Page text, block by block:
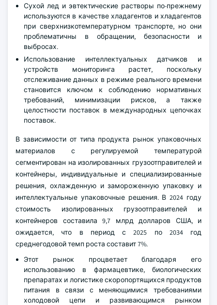
Сухой лед и эвтектические растворы по-прежнему
используются в качестве хладагентов и хладагентов
при сверхнизкотемпературном транспорте, но они
проблематичны в обращении, безопасности и
выбросах.
Использование интеллектуальных датчиков и
устройств мониторинга растет, поскольку
отслеживание данных в режиме реального времени
становится ключом к соблюдению нормативных
требований, минимизации рисков, а также
целостности поставок в международных цепочках
поставок.
В зависимости от типа продукта рынок упаковочных
материалов с регулируемой температурой
сегментирован на изолированных грузоотправителей и
контейнеры, индивидуальные и специализированные
решения, охлажденную и замороженную упаковку и
интеллектуальные упаковочные решения. В 2024 году
стоимость изолированных грузоотправителей и
контейнеров составила 9,7 млрд долларов США, и
ожидается, что в период с 2025 по 2034 год
среднегодовой темп роста составит 7%.
Этот рынок процветает благодаря его
использованию в фармацевтике, биологических
препаратах и логистике скоропортящихся продуктов
питания в связи с меняющимися требованиями
холодовой цепи и развивающимся рынком